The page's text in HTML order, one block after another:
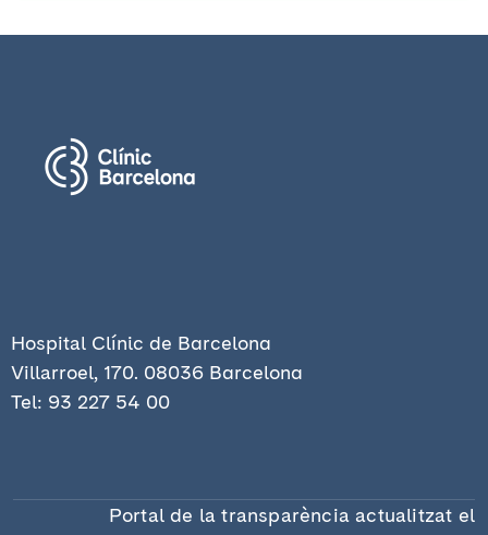
Hospital Clínic de Barcelona
Villarroel, 170. 08036 Barcelona
​Tel: 93 227 54 00
Portal de la transparència actualitzat el